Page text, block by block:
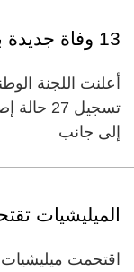
13 وفاة جديدة بـ «كورونا» في اليمن
أعلنت اللجنة
تسجيل
إلى جانب
الميليشيات
اقتحمت